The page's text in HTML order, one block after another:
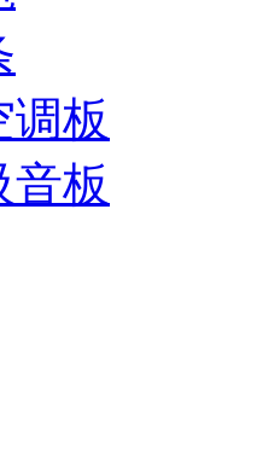
调板
音板